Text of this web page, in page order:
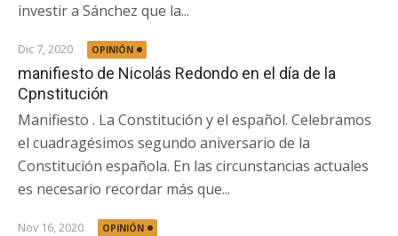
investir a Sánchez que la...
Dic 7, 2020 OPINIÓN
manifiesto de Nicolás Redondo en el día de la
Cpnstitución
Manifiesto . La Constitución y el español. Celebramos
el cuadragésimos segundo aniversario de la
Constitución española. En las circunstancias actuales
es necesario recordar más que...
Nov 16, 2020 OPINIÓN